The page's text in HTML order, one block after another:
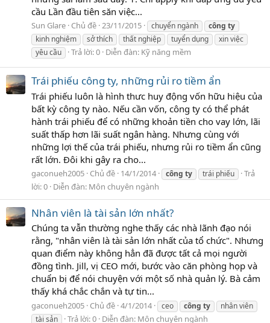
cầu Lần đầu tiên săn việc...
Sun Glare Chủ đề 23/11/2015 chuyển ngành công ty
kinh nghiệm
sở thích thất nghiệp tuyển dụng
xin việc
yêu cầu
Trả lời: 0 Diễn đàn: Kỹ năng mềm
Trái phiếu công ty, những rủi ro tiềm ẩn
Trái phiếu luôn là hình thưc huy động vốn hữu hiệu của
bất kỳ công ty nào. Nếu cần vốn, công ty có thể phát
hành trái phiếu để có những khoản tiền cho vay lớn, lãi
suất thấp hơn lãi suất ngân hàng. Nhưng cùng với
những lợi thế của trái phiếu, nhưng rủi ro tiềm ẩn cũng
rất lớn. Đôi khi gây ra cho...
gaconueh2005 Chủ đề 14/1/2014 công ty trái phiếu
Trả
lời: 0 Diễn đàn: Môn chuyên ngành
Nhân viên là tài sản lớn nhất?
Chúng ta vẫn thường nghe thấy các nhà lãnh đạo nói
rằng, "nhân viên là tài sản lớn nhất của tổ chức". Nhưng
quan điểm này không hẳn đã được tất cả mọi người
đồng tình. Jill, vị CEO mới, bước vào căn phòng họp và
chuẩn bị để nói chuyện với một số nhà quản lý. Bà cảm
thấy khá chắc chắn và tự tin...
gaconueh2005 Chủ đề 4/1/2014 ceo công ty
nhân viên
tài sản
Trả lời: 0 Diễn đàn: Môn chuyên ngành